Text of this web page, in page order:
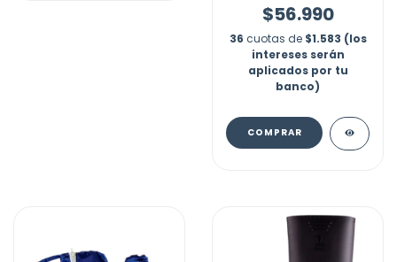
$56.990
36 cuotas de $1.583 (los
intereses serán
aplicados por tu
banco)
COMPRAR